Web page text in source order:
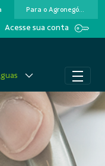
Para o Agronegócio
Acesse sua conta